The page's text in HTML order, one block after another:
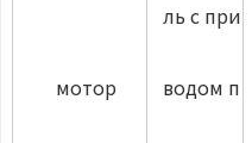
мотор
ль с при
водом п